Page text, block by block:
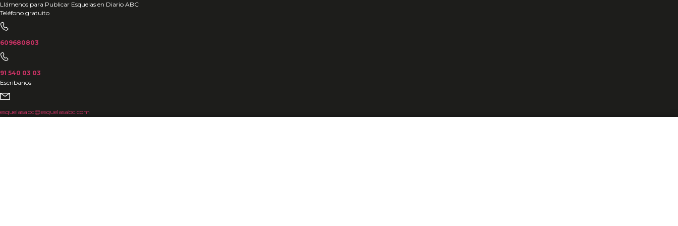
Ir
al
contenido
Llámenos para Publicar Esquelas en Diario ABC
Teléfono gratuito
609680803
91 540 03 03
Escríbanos
esquelasabc@esquelasabc.com